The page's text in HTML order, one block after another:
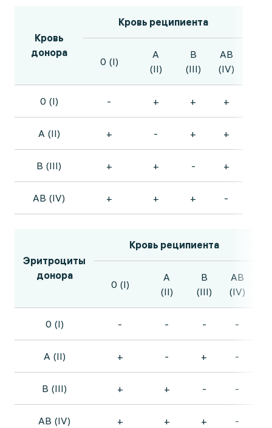
Кровь
донора
Кровь реципиента
0 (I)
A
(II)
B
(III)
AB
(IV)
0 (I) - + + +
A (II) + - + +
B (III) + + - +
AB (IV) + + + -
Эритроциты
донора
Кровь реципиента
0 (I)
A
(II)
B
(III)
AB
(IV)
0 (I) - - - -
A (II) + - + -
B (III) + + - -
AB (IV) + + + -